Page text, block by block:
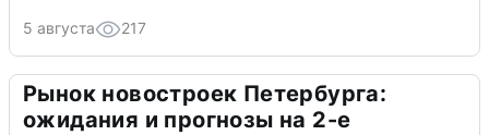
5 августа 217
Рынок новостроек Петербурга:
ожидания и прогнозы на 2-е